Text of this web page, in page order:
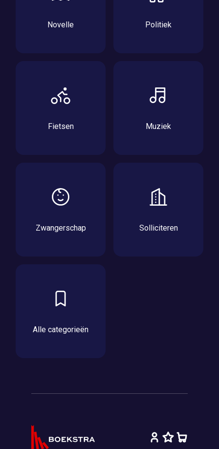
Novelle Politiek
Fietsen Muziek
Zwangerschap Solliciteren
Alle categorieën